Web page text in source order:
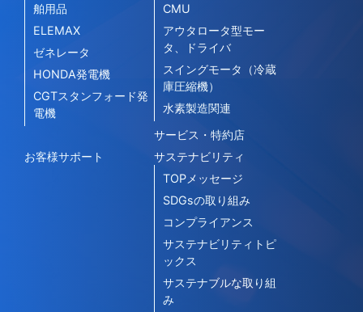
舶用品
ELEMAX
ゼネレータ
HONDA発電機
CGTスタンフォード発
電機
CMU
アウタロータ型モー
タ、ドライバ
スイングモータ（冷蔵
庫圧縮機）
水素製造関連
サービス・特約店
お客様サポート
サステナビリティ
TOPメッセージ
SDGsの取り組み
コンプライアンス
サステナビリティトピ
ックス
サステナブルな取り組
み